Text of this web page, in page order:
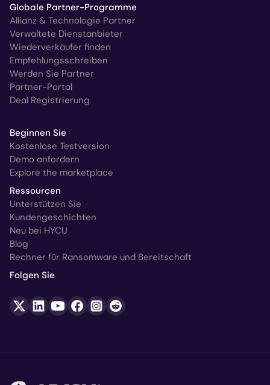
Globale Partner-Programme
Allianz & Technologie Partner
Verwaltete Dienstanbieter
Wiederverkäufer finden
Empfehlungsschreiben
Werden Sie Partner
Partner-Portal
Deal Registrierung
Beginnen Sie
Kostenlose Testversion
Demo anfordern
Explore the marketplace
Ressourcen
Unterstützen Sie
Kundengeschichten
Neu bei HYCU
Blog
Rechner für Ransomware und Bereitschaft
Folgen Sie